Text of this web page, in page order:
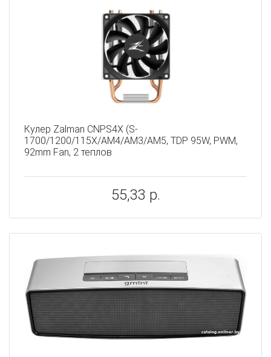
Кулер Zalman CNPS4X (S-
1700/1200/115X/AM4/AM3/AM5, TDP 95W, PWM,
92mm Fan, 2 теплов
55,33 р.